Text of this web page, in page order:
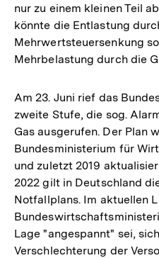
nur zu einem kleinen Teil
könnte die Entlastung
Mehrwertsteuersenkung
Mehrbelastung durch die
Am 23. Juni rief das
zweite Stufe, die sog.
Gas ausgerufen. Der Plan
Bundesministerium für
und zuletzt 2019
2022 gilt in Deutschland
Notfallplans. Im aktuellen
Lage "angespannt" sei,
Verschlechterung der